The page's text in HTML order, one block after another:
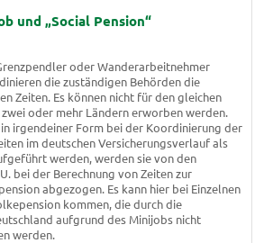
und „Social Pension“
oder Wanderarbeitnehmer
die zuständigen Behörden die
Zeiten. Es können nicht für den gleichen
oder mehr Ländern erworben werden.
irgendeiner Form bei der Koordinierung der
im deutschen Versicherungsverlauf als
werden, werden sie von den
bei der Berechnung von Zeiten zur
abgezogen. Es kann hier bei Einzelnen
kommen, die durch die
aufgrund des Minijobs nicht
werden.